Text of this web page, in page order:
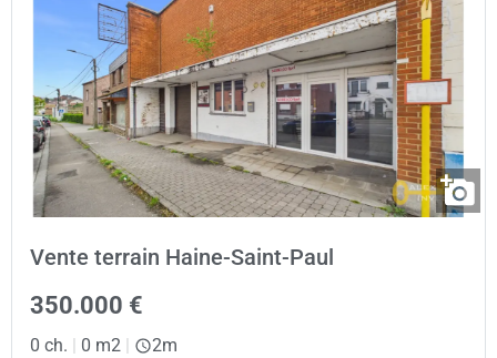
Vente terrain Haine-Saint-Paul
350.000 €
0 ch. 0 m2 2m